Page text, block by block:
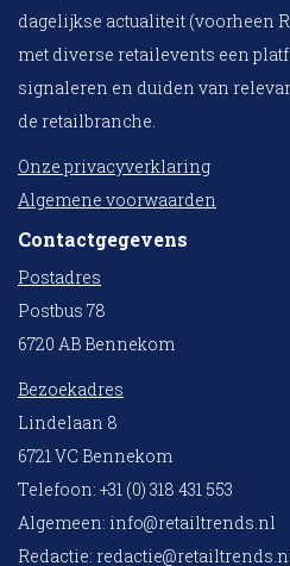
dagelijkse actualiteit (voorheen
met diverse retailevents een
signaleren en duiden van
de retailbranche.
Onze privacyverklaring
Algemene voorwaarden
Contactgegevens
Postadres
Postbus 78
6720 AB Bennekom
Bezoekadres
Lindelaan 8
6721 VC Bennekom
Telefoon: +31 (0) 318 431 553
Algemeen: info@retailtrends.nl
Redactie: